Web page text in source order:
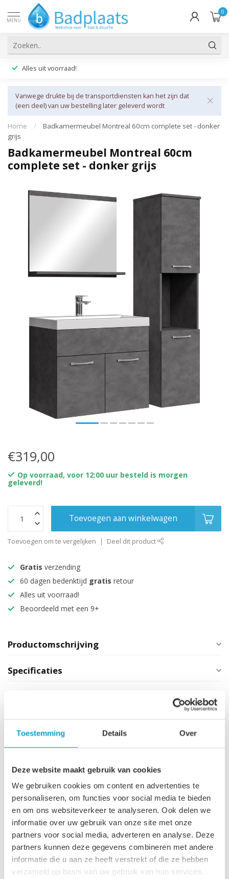
Toestemming Details Over
Deze website maakt gebruik van cookies
We gebruiken cookies om content en advertenties te
personaliseren, om functies voor social media te bieden
en om ons websiteverkeer te analyseren. Ook delen we
informatie over uw gebruik van onze site met onze
partners voor social media, adverteren en analyse. Deze
partners kunnen deze gegevens combineren met andere
informatie die u aan ze heeft verstrekt of die ze hebben
verzameld op basis van uw gebruik van hun services.
MENU
0
Alles uit voorraad!
Vanwege drukte bij de transportdiensten kan het zijn dat
(een deel) van uw bestelling later geleverd wordt
Home /
Badkamermeubel Montreal 60cm complete set - donker
grijs
Badkamermeubel Montreal 60cm
complete set - donker grijs
€319,00
Op voorraad, voor 12:00 uur besteld is morgen
geleverd!
Toevoegen aan winkelwagen
Toevoegen om te vergelijken Deel dit product
Gratis verzending
60 dagen bedenktijd gratis retour
Alles uit voorraad!
Beoordeeld met een 9+
Productomschrijving
Specificaties
Maak je aankoop compleet
Badkamerkast Montreal 30
Op voorraad
Afvoerplug groot - chroom -
met overloop
Op voorraad
€29,95
Wastafelkraan Nola - grijs
Op voorraad
€99,95